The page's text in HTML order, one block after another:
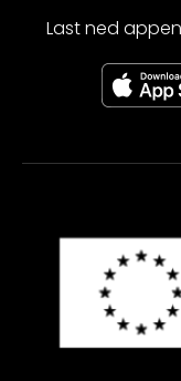
Last ned